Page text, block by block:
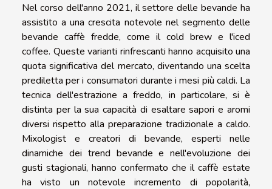
Nel corso dell'anno 2021, il settore delle bevande ha
assistito a una crescita notevole nel segmento delle
bevande caffè fredde, come il cold brew e l'iced
coffee. Queste varianti rinfrescanti hanno acquisito una
quota significativa del mercato, diventando una scelta
prediletta per i consumatori durante i mesi più caldi. La
tecnica dell'estrazione a freddo, in particolare, si è
distinta per la sua capacità di esaltare sapori e aromi
diversi rispetto alla preparazione tradizionale a caldo.
Mixologist e creatori di bevande, esperti nelle
dinamiche dei trend bevande e nell'evoluzione dei
gusti stagionali, hanno confermato che il caffè estate
ha visto un notevole incremento di popolarità,